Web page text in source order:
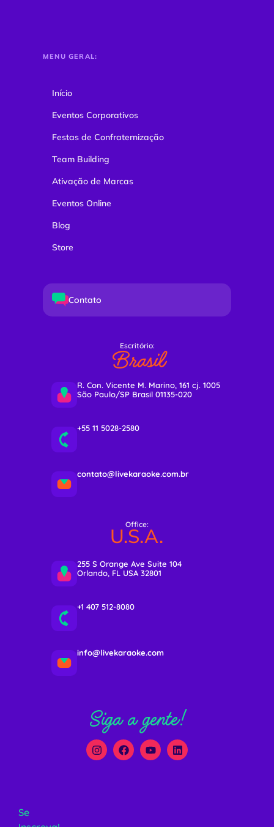
MENU GERAL:
Início
Eventos Corporativos
Festas de Confraternização
Team Building
Ativação de Marcas
Eventos Online
Blog
Store
Contato
Escritório:
Brasil
R. Con. Vicente M. Marino, 161 cj. 1005
São Paulo/SP Brasil 01135-020
+55 11 5028-2580
contato@livekaraoke.com.br
Office:
U.S.A.
255 S Orange Ave Suite 104
Orlando, FL USA 32801
+1 407 512-8080
info@livekaraoke.com
Siga a gente!
Se